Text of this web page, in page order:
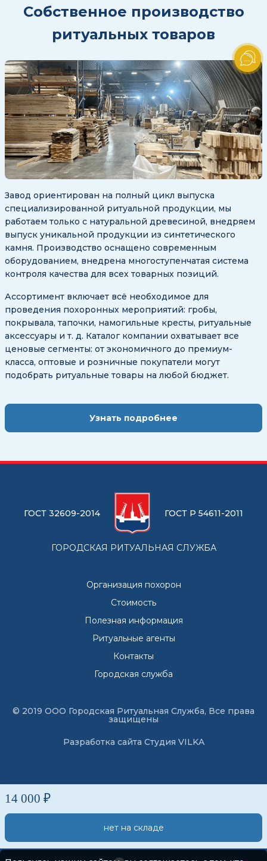
14 000 ₽
нет на складе
Собственное производство
ритуальных товаров
Завод ориентирован на полный цикл выпуска
специализированной ритуальной продукции, мы
работаем только с натуральной древесиной, внедряем
выпуск уникальной продукции из синтетического
камня. Производство оснащено современным
оборудованием, внедрена многоступенчатая система
контроля качества для всех товарных позиций.
Ассортимент включает всё необходимое для
проведения похоронных мероприятий: гробы,
покрывала, тапочки, намогильные кресты, ритуальные
аксессуары и т. д. Каталог компании охватывает все
ценовые сегменты: от экономичного до премиум-
класса, оптовые и розничные покупатели могут
подобрать ритуальные товары на любой бюджет.
Узнать подробнее
ГОСТ 32609-2014 ГОСТ Р 54611-2011
ГОРОДСКАЯ РИТУАЛЬНАЯ СЛУЖБА
Организация похорон
Стоимость
Полезная информация
Ритуальные агенты
Контакты
Городская служба
© 2019 ООО Городская Ритуальная Служба, Все права
защищены
Разработка сайта Студия VILKA